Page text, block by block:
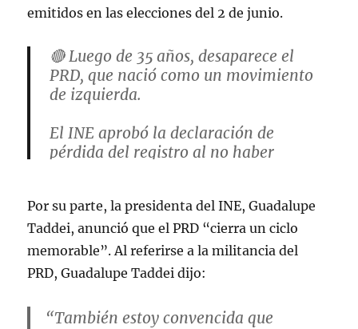
emitidos en las elecciones del 2 de junio.
🔴 Luego de 35 años, desaparece el
PRD, que nació como un movimiento
de izquierda.
El INE aprobó la declaración de
pérdida del registro al no haber
pic.twitter.com/ytYbSniDuD
— Otilia Carvajal (@Oti_Carvajal)
September 20, 2024
Por su parte, la presidenta del INE, Guadalupe
Taddei, anunció que el PRD “cierra un ciclo
memorable”. Al referirse a la militancia del
PRD, Guadalupe Taddei dijo:
“También estoy convencida que